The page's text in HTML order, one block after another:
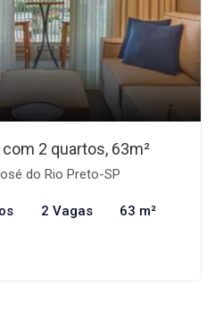
2 quartos, 63m²
do Rio Preto-SP
2 Vagas 63 m²